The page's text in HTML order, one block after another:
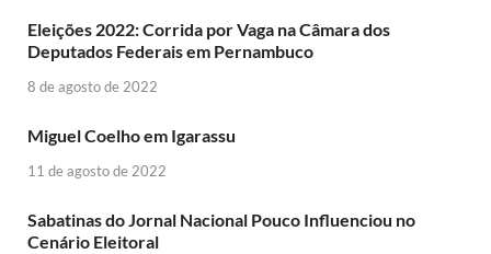
Eleições 2022: Corrida por Vaga na Câmara dos
Deputados Federais em Pernambuco
8 de agosto de 2022
Miguel Coelho em Igarassu
11 de agosto de 2022
Sabatinas do Jornal Nacional Pouco Influenciou no
Cenário Eleitoral